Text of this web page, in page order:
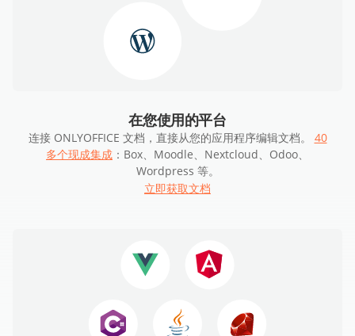
在您使用的平台
连接 ONLYOFFICE 文档，直接从您的应用程序编辑文档。 40
多个现成集成 ：Box、Moodle、Nextcloud、Odoo、
Wordpress 等。
立即获取文档